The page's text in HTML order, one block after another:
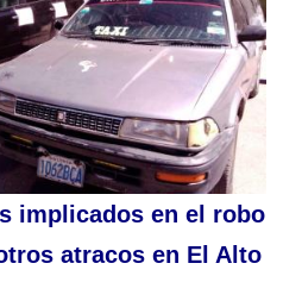
implicados en el robo
atracos en El Alto